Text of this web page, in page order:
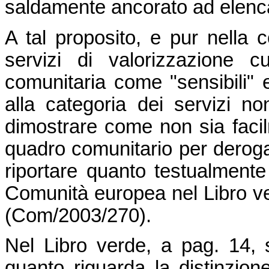
saldamente ancorato ad
A tal proposito, e pur nella
servizi di valorizzazione
comunitaria come "sensibili"
alla categoria dei servizi
dimostrare come non sia
quadro comunitario per
riportare quanto
Comunità europea nel Libro
(Com/2003/270).
Nel Libro verde, a pag. 14,